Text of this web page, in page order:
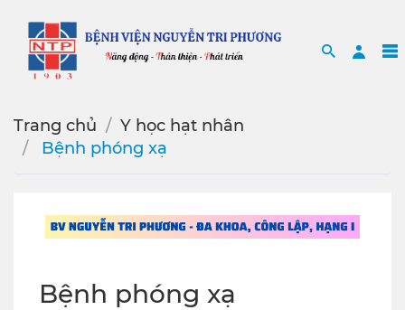
Search
Trang chủ
Y học hạt nhân
️ Bệnh phóng xạ
️ Bệnh phóng xạ